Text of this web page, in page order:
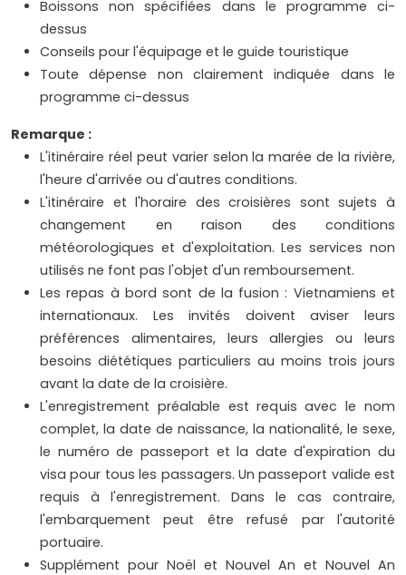
Boissons non spécifiées dans le programme ci-
dessus
Conseils pour l'équipage et le guide touristique
Toute dépense non clairement indiquée dans le
programme ci-dessus
Remarque :
L'itinéraire réel peut varier selon la marée de la rivière,
l'heure d'arrivée ou d'autres conditions.
L'itinéraire et l'horaire des croisières sont sujets à
changement en raison des conditions
météorologiques et d'exploitation. Les services non
utilisés ne font pas l'objet d'un remboursement.
Les repas à bord sont de la fusion : Vietnamiens et
internationaux. Les invités doivent aviser leurs
préférences alimentaires, leurs allergies ou leurs
besoins diététiques particuliers au moins trois jours
avant la date de la croisière.
L'enregistrement préalable est requis avec le nom
complet, la date de naissance, la nationalité, le sexe,
le numéro de passeport et la date d'expiration du
visa pour tous les passagers. Un passeport valide est
requis à l'enregistrement. Dans le cas contraire,
l'embarquement peut être refusé par l'autorité
portuaire.
Supplément pour Noël et Nouvel An et Nouvel An